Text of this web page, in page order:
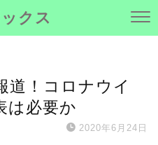
クス
道！コロナウイ
は必要か
2020年6月24日